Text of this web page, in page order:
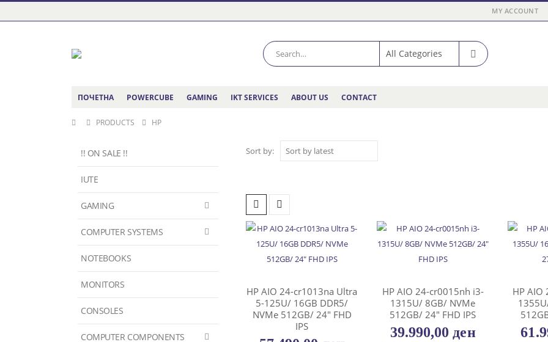
MY ACCOUNT
ПОЧЕТНА POWERCUBE GAMING IKT SERVICES ABOUT US CONTACT
PRODUCTS HP
Sort by:
HP AIO 24-cr1013na Ultra
5-125U/ 16GB DDR5/
NVMe 512GB/ 24″ FHD
IPS
HP AIO 24-cr0015nh i3-
1315U/ 8GB/ NVMe
512GB/ 24″ FHD IPS
39.990,00 ден
HP AIO
!! ON SALE !!
IUTE
GAMING
COMPUTER SYSTEMS
NOTEBOOKS
MONITORS
CONSOLES
COMPUTER COMPONENTS